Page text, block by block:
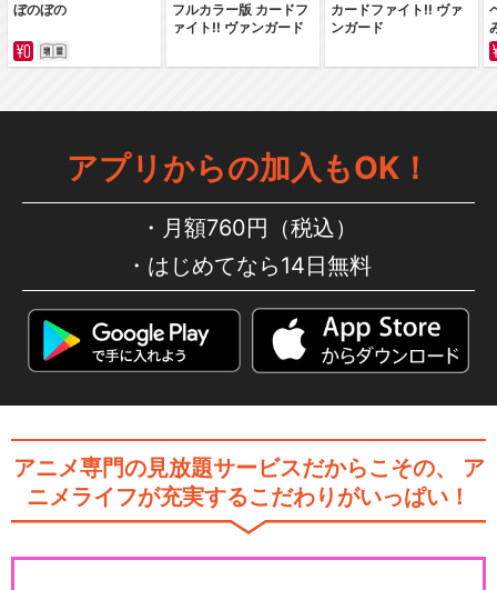
ぼのぼの
フルカラー版 カードフ
ァイト‼ ヴァンガード
カードファイト‼ ヴァ
ンガード
アプリからの加入もOK！
月額760円（税込）
はじめてなら14日無料
アニメ専門の見放題サービスだからこその、
ア
ニメライフが充実するこだわりがいっぱい！